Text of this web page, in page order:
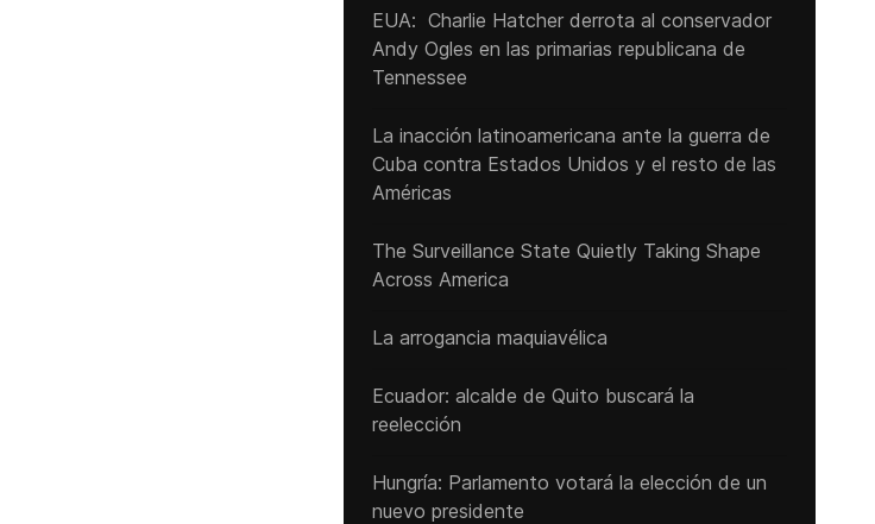
EUA: Charlie Hatcher derrota al conservador
Andy Ogles en las primarias republicana de
Tennessee
La inacción latinoamericana ante la guerra de
Cuba contra Estados Unidos y el resto de las
Américas
The Surveillance State Quietly Taking Shape
Across America
La arrogancia maquiavélica
Ecuador: alcalde de Quito buscará la
reelección
Hungría: Parlamento votará la elección de un
nuevo presidente